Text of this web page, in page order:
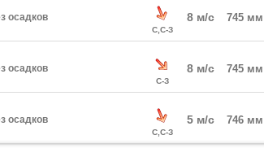
осадков
С,С-З
8 м/с 745 мм
осадков
С-З
8 м/с 745 мм
осадков
С,С-З
5 м/с 746 мм